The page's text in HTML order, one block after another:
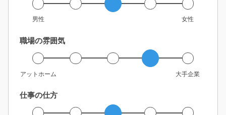
男性 女性
職場の雰囲気
アットホーム 大手企業
仕事の仕方